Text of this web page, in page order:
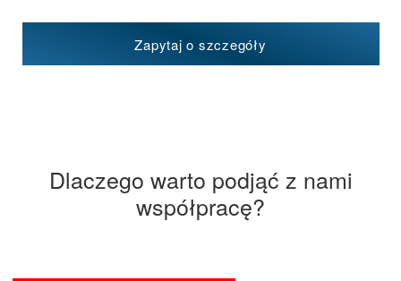
Zapytaj o szczegóły
Dlaczego warto podjąć z nami
współpracę?